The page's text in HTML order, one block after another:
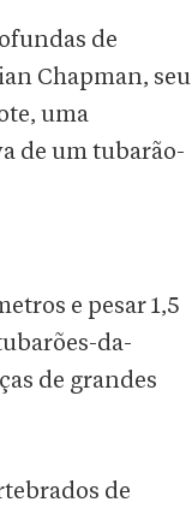
de
Chapman, seu
uma
de um tubarão-
e pesar 1,5
da-
de grandes
de